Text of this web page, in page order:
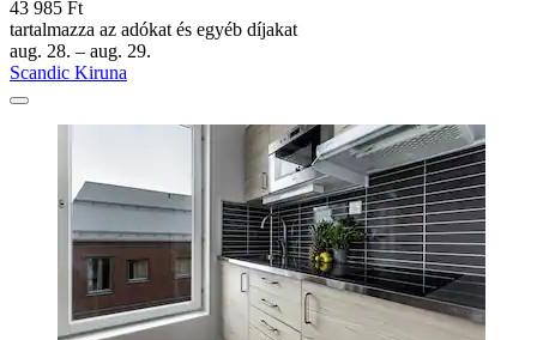
43 985 Ft
tartalmazza az adókat és egyéb díjakat
aug. 28. – aug. 29.
Scandic Kiruna